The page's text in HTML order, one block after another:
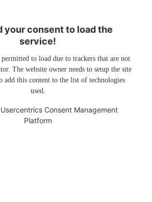
your consent to load the
service!
to load due to trackers that are not
The website owner needs to setup the site
add this content to the list of technologies
used.
Usercentrics Consent Management
Platform